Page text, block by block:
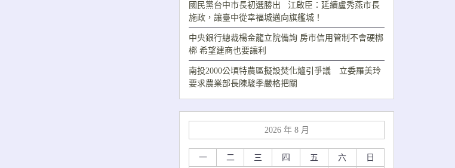
國民黨台中市長初選勝出 江啟臣：延續盧秀燕市長
施政，讓臺中從幸福城邁向旗艦城！
中央銀行總裁楊金龍立院備詢 房市信用管制不會硬梆
梆 希望建商也要讓利
南投2000公頃特農區擬設焚化爐引爭議 立委羅美玲
要求農業部長陳駿季嚴格把關
2026 年 8 月
一 二 三 四 五 六 日